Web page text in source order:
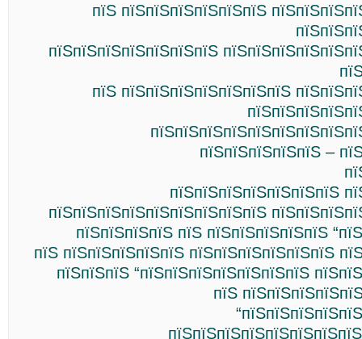
пїЅ пїЅпїЅпїЅпїЅпїЅпїЅ
пїЅпїЅпїЅпїЅпїЅпїЅпїЅ
пїЅ пїЅпїЅпїЅпїЅпїЅпїЅпїЅ
пїЅпїЅпїЅпїЅпїЅ –
пїЅпїЅпїЅпїЅпїЅпїЅпїЅ
пїЅпїЅпїЅпїЅпїЅпїЅпїЅпїЅпїЅ
пїЅпїЅпїЅпїЅ пїЅ пїЅпїЅпїЅпїЅпїЅ
пїЅ пїЅпїЅпїЅпїЅпїЅ пїЅпїЅпїЅпїЅпїЅпїЅ
пїЅпїЅпїЅ “пїЅпїЅпїЅпїЅпїЅпїЅпїЅ
пїЅ